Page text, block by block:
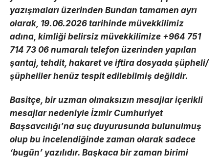
yazışmaları üzerinden Bundan tamamen ayrı
olarak, 19.06.2026 tarihinde müvekkilimiz
adına, kimliği belirsiz müvekkilimize +964 751
714 73 06 numaralı telefon üzerinden yapılan
şantaj, tehdit, hakaret ve iftira dosyada şüpheli/
şüpheliler henüz tespit edilebilmiş değildir.
Basitçe, bir uzman olmaksızın mesajlar içerikli
mesajlar nedeniyle İzmir Cumhuriyet
Başsavcılığı’na suç duyurusunda bulunulmuş
olup bu incelendiğinde zaman olarak sadece
‘bugün’ yazılıdır. Başkaca bir zaman birimi